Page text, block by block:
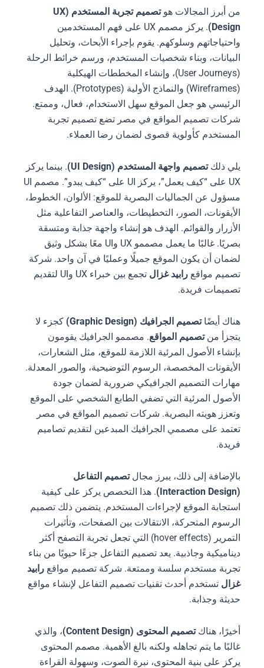
من أبرز المجالات هو
تصميم تجربة المستخدم (UX
Design)
. يركز مصمم UX على فهم المستخدمين
واحتياجاتهم وسلوكهم. يقوم بإجراء الأبحاث، وتحليل
البيانات، وبناء شخصيات المستخدم، ورسم خرائط الرحلة
(User Journeys)، وإنشاء المخططات الهيكلية
(Wireframes) والنماذج الأولية (Prototypes). الهدف
الرئيسي هو جعل الموقع سهل الاستخدام، فعال، وممتع.
شركات تصميم المواقع في مصر تضع تصميم تجربة
المستخدم كأولوية قصوى لضمان رضا العملاء.
يلي ذلكتصميم واجهة المستخدم (UI Design)
. بينما يركز
UX على “كيف يعمل”، يركز UI على “كيف يبدو”. مصمم UI
مسؤول عن الجماليات البصرية للموقع: الألوان، الخطوط،
الأيقونات، الصور، التخطيطات، والعناصر التفاعلية مثل
الأزرار والقوائم. الهدف هو إنشاء واجهة جذابة ومتسقة
بصريًا. غالبًا ما يعمل مصممو UX وUI معًا بشكل وثيق
لضمان أن يكون الموقع جميلًا وعمليًا في آن واحد. شركة
تصميم مواقعرابيد غزال
تجمع بين خبراء UX وUI لتقديم
تصميمات فريدة.
هناك أيضًاتصميم الجرافيك (Graphic Design)
كجزء لا
يتجزأ منتصميم المواقع. مصممو الجرافيك يقومون
بإنشاء الأصول المرئية اللازمة للموقع، مثل الشعارات،
الأيقونات المخصصة، الرسوم التوضيحية، والصور المعدلة.
مهارات التصميم الجرافيكي ضرورية لضمان جودة
الأصول المرئية التي تضفي الطابع الشخصي على الموقع
وتعزز هويته البصرية. شركات تصميم المواقع في مصر
تعتمد على مصممي الجرافيك المبدعين لتقديم تصاميم
فريدة.
بالإضافة إلى ذلك، يبرز مجال تصميم التفاعل
. هذا التخصص يركز على كيفية
استجابة الموقع لإجراءات المستخدم. يتضمن ذلك تصميم
الرسوم المتحركة، الانتقالات بين الصفحات، وتأثيرات
التمرير (hover effects) التي تجعل تجربة التصفح أكثر
ديناميكية وجاذبية. يعد تصميم التفاعل جزءًا حيويًا من بناء
تجربة مستخدم سلسة وممتعة. شركة تصميم مواقعرابيد
غزالتستخدم أحدث تقنيات تصميم التفاعل لإنشاء مواقع
حديثة وجذابة.
أخيرًا، هناكتصميم المحتوى (Content Design)
، والذي
غالبًا ما يتم تجاهله ولكنه بالغ الأهمية. مصمم المحتوى
يركز على بنية المحتوى، نبرة الصوت، وسهولة القراءة